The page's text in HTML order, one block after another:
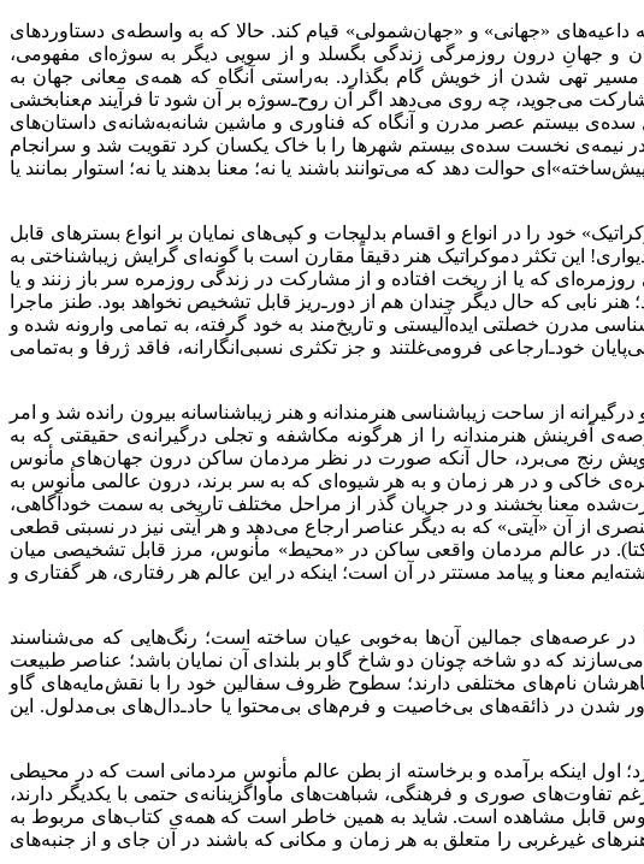
«جهانی» و «جهان‌شمولی» قیام کند. حالا که به واسطه‌ی دستاوردهای
و جهانِ درون روزمرگی زندگی بگسلد و از سویی دیگر به سوژه‌ای مفهومی،
تهی شدن از خویش گام بگذارد. به‌راستی آنگاه که همه‌ی معانی جهان به
می‌جوید، چه روی می‌دهد اگر آن روح‌ـ‌سوژه بر آن شود تا فرآیند معنابخشی
سده‌ی بیستم عصر مدرن و آنگاه که فناوری و ماشین شانه‌به‌شانه‌ی داستان‌های
نیمه‌ی نخست سده‌ی بیستم شهرها را با خاک یکسان کرد تقویت شد و سرانجام
حوالت دهد که می‌توانند باشند یا نه؛ معنا بدهند یا نه؛ استوار بمانند یا
خود را در انواع و اقسام بدلیجات و کپی‌های نمایان بر انواع بسترهای قابل
این تکثر دموکراتیک هنر دقیقاً مقارن است با گونه‌ای گرایش زیباشناختی به
که یا از ریخت افتاده و از مشارکت در زندگی روزمره سر باز زنند و یا
هنر نابی که حال دیگر چندان هم از دور‌ـ‌ریز قابل تشخیص نخواهد بود. طنز ماجرا
مدرن خصلتی ایده‌آلیستی و تاریخ‌مند به خود گرفته، به تمامی وارونه شده و
خود‌ـ‌ارجاعی فرومی‌غلتند و جز تکثری نسبی‌انگارانه، فاقد ژرفا و به‌تمامی
از ساحت زیباشناسی هنرمندانه و هنر زیباشناسانه بیرون رانده شد و امر
آفرینش هنرمندانه را از هرگونه مکاشفه و تجلی درگیرانه‌ی حقیقتی که به
رنج می‌برد، حال آنکه صورت در نظر مردمان ساکن درون جهان‌های مأنوس
خاکی و در هر زمان و به هر شیوه‌ای که به سر برند، درون عالمی مأنوس به
معنا بخشند و در جریان گذر از مراحل مختلف تاریخی به سمت خودآگاهی،
از آن «آیتی» که به دیگر عناصر ارجاع می‌دهد و هر آیتی نیز در نسبتی قطعی
در عالم مردمان واقعی ساکن در «محیط» مأنوس، مرز قابل تشخیصی میان
معنا و پیامد مستتر در آن است؛ اینکه در این عالم هر رفتاری، هر گفتاری و
در عرصه‌های جمالین آن‌ها به‌خوبی عیان ساخته است؛ رنگ‌هایی که می‌شناسند
که دو شاخه چونان دو شاخ گاو بر بلندای آن نمایان باشد؛ عناصر طبیعت
نام‌های مختلفی دارند؛ سطوح ظروف سفالین خود را با نقش‌مایه‌های گاو
شدن در ذائقه‌های بی‌خاصیت و فرم‌های بی‌محتوا یا حاد‌ـ‌دال‌های بی‌مدلول. این
اول اینکه برآمده و برخاسته از بطن عالم مأنوس مردمانی است که در محیطی
صوری و فرهنگی، شباهت‌های مأواگزینانه‌ی حتمی با یکدیگر دارند،
قابل مشاهده است. شاید به همین خاطر است که همه‌ی کتاب‌های مربوط به
غیرغربی را متعلق به هر زمان و مکانی که باشند در آن جای و از جنبه‌های